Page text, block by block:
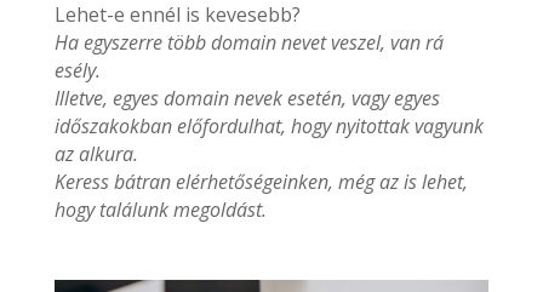
Lehet-e ennél is kevesebb?
Ha egyszerre több domain nevet veszel, van rá
esély.
Illetve, egyes domain nevek esetén, vagy egyes
időszakokban előfordulhat, hogy nyitottak vagyunk
az alkura.
Keress bátran elérhetőségeinken, még az is lehet,
hogy találunk megoldást.